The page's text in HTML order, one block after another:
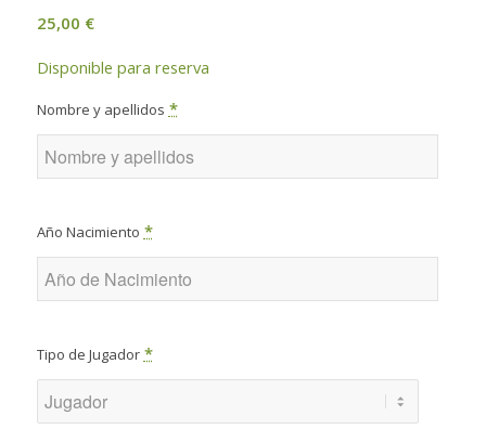
25,00 €
Disponible para reserva
Nombre y apellidos *
Año Nacimiento *
Tipo de Jugador *